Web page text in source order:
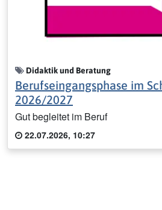
Didaktik und Beratung
Berufseingangsphase im
2026/2027
Gut begleitet im Beruf
22.07.2026, 10:27